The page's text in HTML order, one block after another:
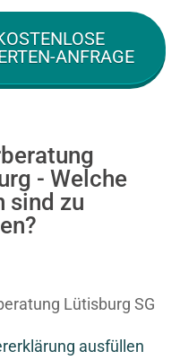
ANFRAGE
- Welche
sind zu
ausfüllen